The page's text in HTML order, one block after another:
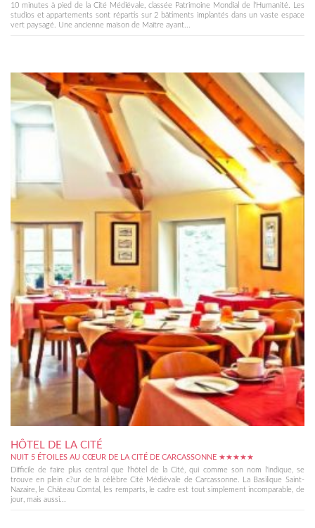
10 minutes à pied de la Cité Médiévale, classée Patrimoine Mondial de l'Humanité. Les
studios et appartements sont répartis sur 2 bâtiments implantés dans un vaste espace
vert paysagé. Une ancienne maison de Maître ayant...
HÔTEL DE LA CITÉ
NUIT 5 ÉTOILES AU CŒUR DE LA CITÉ DE CARCASSONNE ★★★★★
Difficile de faire plus central que l'hôtel de la Cité, qui comme son nom l'indique, se
trouve en plein c?ur de la célèbre Cité Médiévale de Carcassonne. La Basilique Saint-
Nazaire, le Château Comtal, les remparts, le cadre est tout simplement incomparable, de
jour, mais aussi...